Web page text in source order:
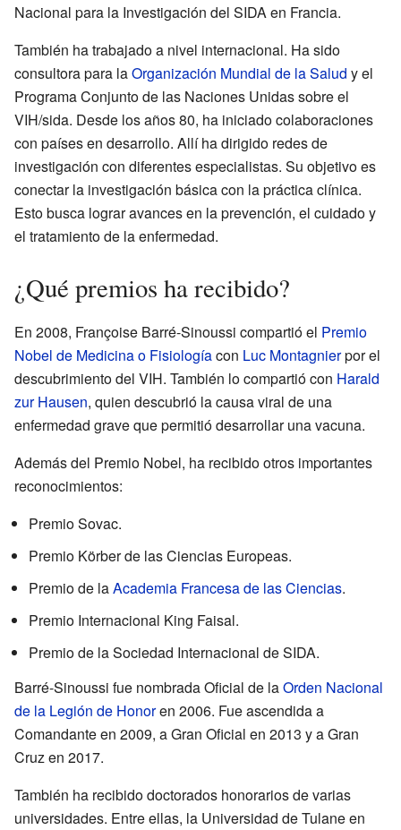
Nacional para la Investigación del SIDA en Francia.
También ha trabajado a nivel internacional. Ha sido
consultora para laOrganización Mundial de la Salud y el
Programa Conjunto de las Naciones Unidas sobre el
VIH/sida. Desde los años 80, ha iniciado colaboraciones
con países en desarrollo. Allí ha dirigido redes de
investigación con diferentes especialistas. Su objetivo es
conectar la investigación básica con la práctica clínica.
Esto busca lograr avances en la prevención, el cuidado y
el tratamiento de la enfermedad.
¿Qué premios ha recibido?
En 2008, Françoise Barré-Sinoussi compartió el Premio
Nobel de Medicina o Fisiologíacon Luc Montagnierpor el
descubrimiento del VIH. También lo compartió con Harald
zur Hausen, quien descubrió la causa viral de una
enfermedad grave que permitió desarrollar una vacuna.
Además del Premio Nobel, ha recibido otros importantes
reconocimientos:
Premio Sovac.
Premio Körber de las Ciencias Europeas.
Premio de laAcademia Francesa de las Ciencias.
Premio Internacional King Faisal.
Premio de la Sociedad Internacional de SIDA.
Barré-Sinoussi fue nombrada Oficial de laOrden Nacional
de la Legión de Honoren 2006. Fue ascendida a
Comandante en 2009, a Gran Oficial en 2013 y a Gran
Cruz en 2017.
También ha recibido doctorados honorarios de varias
universidades. Entre ellas, la Universidad de Tulane en